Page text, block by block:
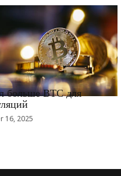
больше BTC для
16, 2025